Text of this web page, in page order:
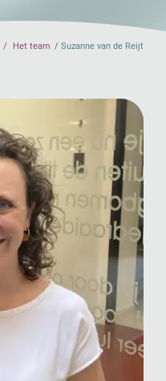
Het team Suzanne van de Reijt